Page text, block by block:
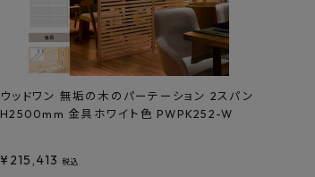
ウッドワン 無垢の木のパーテーション 2スパン
H2500mm 金具ホワイト色 PWPK252-W
¥ 215,413 税込